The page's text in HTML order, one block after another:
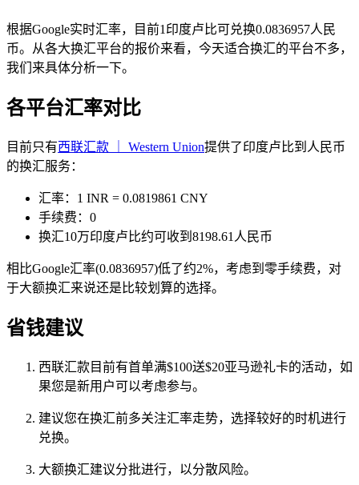
根据Google实时汇率，目前1印度卢比可兑换0.0836957人民
币。从各大换汇平台的报价来看，今天适合换汇的平台不多，
我们来具体分析一下。
各平台汇率对比
目前只有西联汇款 ｜ Western Union提供了印度卢比到人民币
的换汇服务：
汇率：1 INR = 0.0819861 CNY
手续费：0
换汇10万印度卢比约可收到8198.61人民币
相比Google汇率(0.0836957)低了约2%，考虑到零手续费，对
于大额换汇来说还是比较划算的选择。
省钱建议
西联汇款目前有首单满$100送$20亚马逊礼卡的活动，如
果您是新用户可以考虑参与。
建议您在换汇前多关注汇率走势，选择较好的时机进行
兑换。
大额换汇建议分批进行，以分散风险。